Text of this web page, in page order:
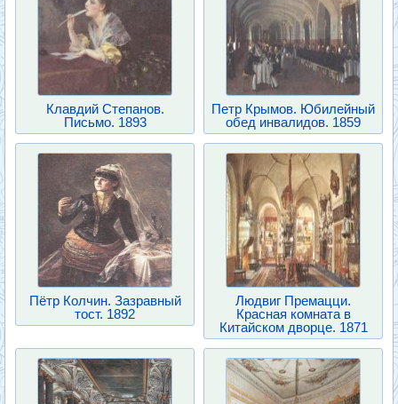
Клавдий Степанов.
Письмо. 1893
Петр Крымов. Юбилейный
обед инвалидов. 1859
Пётр Колчин. Зазравный
тост. 1892
Людвиг Премацци.
Красная комната в
Китайском дворце. 1871